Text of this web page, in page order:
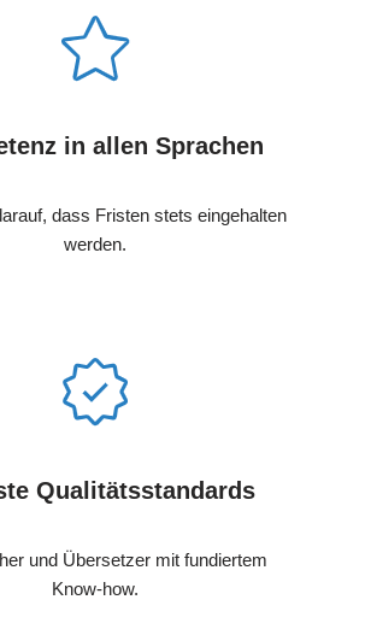
in allen Sprachen
dass Fristen stets eingehalten
werden.
Qualitätsstandards
und Übersetzer mit fundiertem
Know-how.